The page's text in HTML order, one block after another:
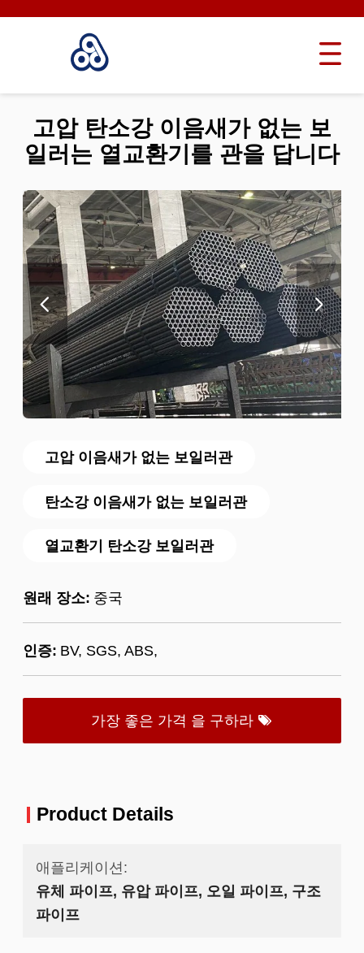
고압 이음새가 없는 보일러관
탄소강 이음새가 없는 보일러관
열교환기 탄소강 보일러관
원래 장소: 중국
인증: BV, SGS, ABS,
가장 좋은 가격 을 구하라
고압 탄소강 이음새가 없는 보
일러는 열교환기를 관을 답니다
Product Details
애플리케이션:
유체 파이프, 유압 파이프, 오일 파이프, 구조
파이프